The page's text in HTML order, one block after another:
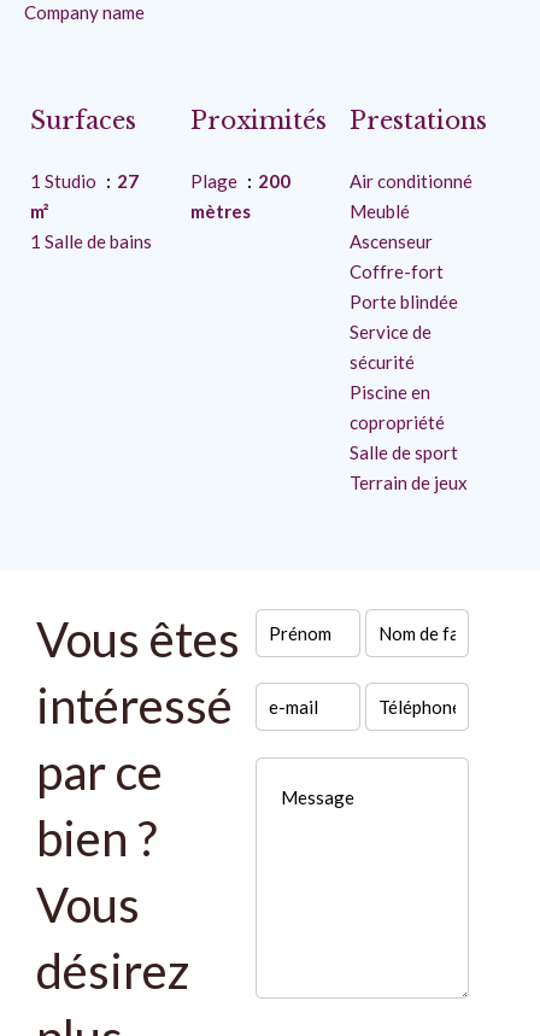
Company name
Surfaces
1 Studio
27
m²
1 Salle de bains
Proximités
Plage
200
mètres
Prestations
Air conditionné
Meublé
Ascenseur
Coffre-fort
Porte blindée
Service de
sécurité
Piscine en
copropriété
Salle de sport
Terrain de jeux
Vous êtes
intéressé
par ce
bien ?
Vous
désirez